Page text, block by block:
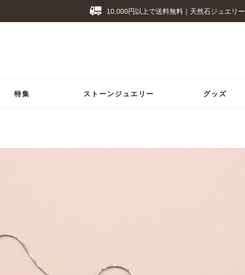
10,000円以上で送料無料｜天然石ジュエリー
特集 ストーンジュエリー グッズ